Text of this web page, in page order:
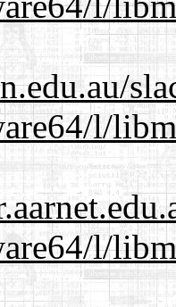
l/
l/